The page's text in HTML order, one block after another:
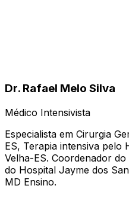
Dr. Rafael Melo Silva
Médico Intensivista
Especialista em Cirurgia
ES, Terapia intensiva pelo
Velha-ES. Coordenador
do Hospital Jayme dos
MD Ensino.